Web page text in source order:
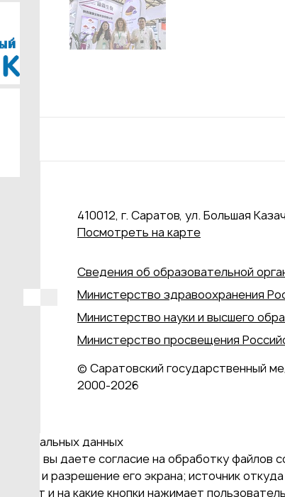
410012, г. Саратов, ул. Большая
Посмотреть на карте
Сведения об образовательной
Министерство здравоохранения
Министерство науки и высшего
Министерство просвещения
© Саратовский государственный
2000‑2026
данных
сайт, вы даете согласие на обработку
и разрешение его экрана; источник
и на какие кнопки нажимает